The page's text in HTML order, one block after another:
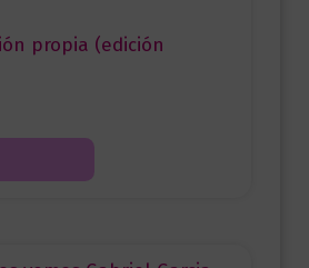
propia (edición